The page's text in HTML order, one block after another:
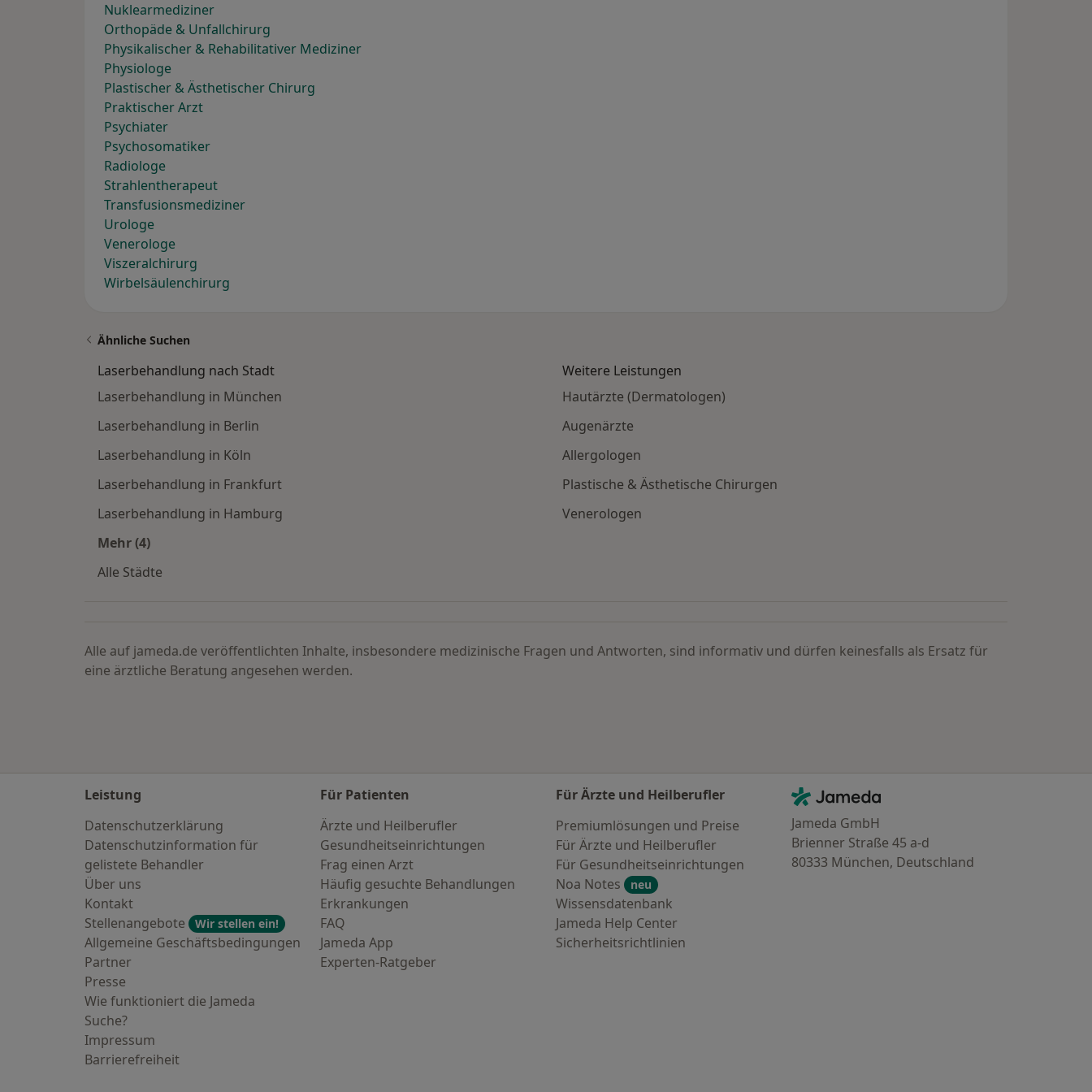
Nuklearmediziner
Orthopäde & Unfallchirurg
Physikalischer & Rehabilitativer Mediziner
Physiologe
Plastischer & Ästhetischer Chirurg
Praktischer Arzt
Psychiater
Psychosomatiker
Radiologe
Strahlentherapeut
Transfusionsmediziner
Urologe
Venerologe
Viszeralchirurg
Wirbelsäulenchirurg
Ähnliche Suchen
Laserbehandlung nach Stadt
Laserbehandlung in München
Laserbehandlung in Berlin
Laserbehandlung in Köln
Laserbehandlung in Frankfurt
Laserbehandlung in Hamburg
Mehr (4)
Alle Städte
Weitere Leistungen
Hautärzte (Dermatologen)
Augenärzte
Allergologen
Plastische & Ästhetische Chirurgen
Venerologen
Alle auf jameda.de veröffentlichten Inhalte, insbesondere medizinische Fragen und Antworten, sind informativ und dürfen keinesfalls als Ersatz für
eine ärztliche Beratung angesehen werden.
Leistung
Datenschutzerklärung
Datenschutzinformation für
gelistete Behandler
Über uns
Kontakt
Stellenangebote
Wir stellen ein!
Allgemeine Geschäftsbedingungen
Partner
Presse
Wie funktioniert die Jameda
Suche?
Impressum
Barrierefreiheit
Für Patienten
Ärzte und Heilberufler
Gesundheitseinrichtungen
Frag einen Arzt
Häufig gesuchte Behandlungen
Erkrankungen
FAQ
Jameda App
Experten-Ratgeber
Für Ärzte und Heilberufler
Premiumlösungen und Preise
Für Ärzte und Heilberufler
Für Gesundheitseinrichtungen
Noa Notes
neu
Wissensdatenbank
Jameda Help Center
Sicherheitsrichtlinien
Kontakt
Jameda - Startseite
Jameda GmbH
Brienner Straße 45 a-d
80333 München, Deutschland